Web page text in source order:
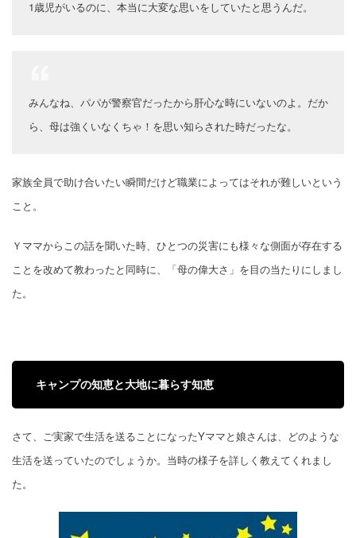
1歳児がいるのに、本当に大変な思いをしていたと思うんだ。
みんなね、パパが警察官だったから肝心な時にいないのよ。だか
ら、母は強くいなくちゃ！を思い知らされた時だったな。
家族全員で助け合いたい瞬間だけど職業によってはそれが難しいという
こと。
Ｙママからこの話を聞いた時、ひとつの災害にも様々な側面が存在する
ことを改めて教わったと同時に、「母の偉大さ」を目の当たりにしまし
た。
キャンプの知恵と大地に暮らす知恵
さて、ご実家で生活を送ることになったYママと娘さんは、どのような
生活を送っていたのでしょうか。当時の様子を詳しく教えてくれまし
た。